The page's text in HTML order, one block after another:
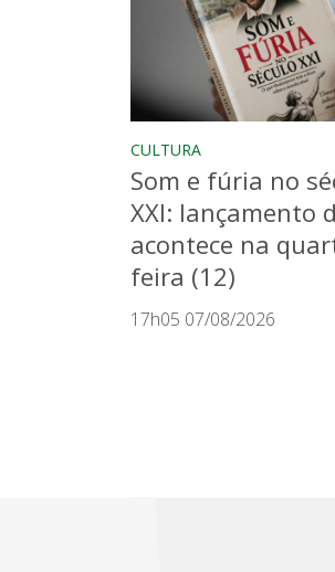
CULTURA
Som e fúria no
XXI: lançamento
acontece na
feira (12)
17h05 07/08/2026